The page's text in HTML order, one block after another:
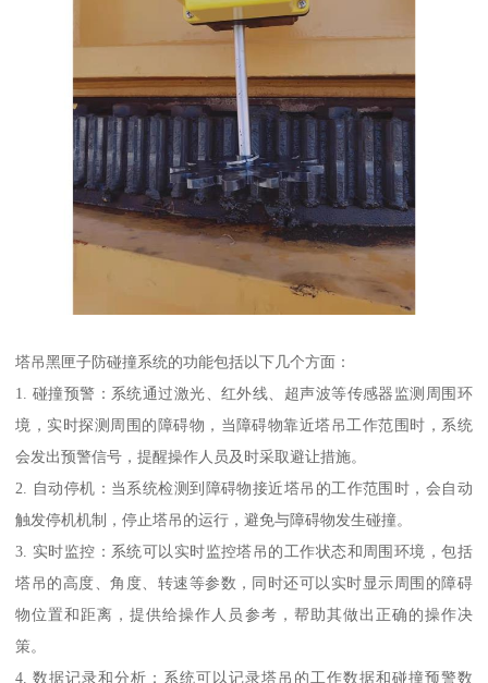
塔吊黑匣子防碰撞系统的功能包括以下几个方面：
1. 碰撞预警：系统通过激光、红外线、超声波等传感器监测周围环
境，实时探测周围的障碍物，当障碍物靠近塔吊工作范围时，系统
会发出预警信号，提醒操作人员及时采取避让措施。
2. 自动停机：当系统检测到障碍物接近塔吊的工作范围时，会自动
触发停机机制，停止塔吊的运行，避免与障碍物发生碰撞。
3. 实时监控：系统可以实时监控塔吊的工作状态和周围环境，包括
塔吊的高度、角度、转速等参数，同时还可以实时显示周围的障碍
物位置和距离，提供给操作人员参考，帮助其做出正确的操作决
策。
4. 数据记录和分析：系统可以记录塔吊的工作数据和碰撞预警数